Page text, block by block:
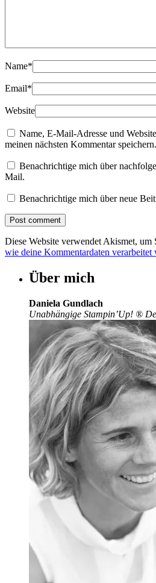
Name*
Email*
Website
Name, E-Mail-Adresse und
meinen nächsten Kommentar speichern.
Benachrichtige mich über
Mail.
Benachrichtige mich über neue
Diese Website verwendet Akismet, um
wie deine Kommentardaten verarbeitet
Über mich
Daniela Gundlach
Unabhängige Stampin’Up! ®